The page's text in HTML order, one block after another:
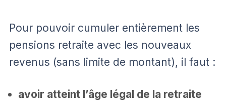
Pour pouvoir cumuler entièrement les
pensions retraite avec les nouveaux
revenus (sans limite de montant), il faut :
avoir atteint l’âge légal de la retraite